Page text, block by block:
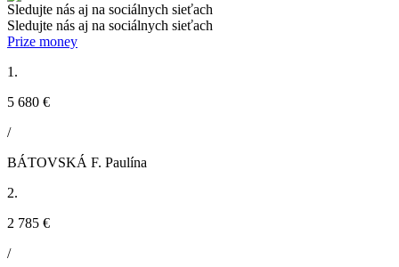
Sledujte nás aj na sociálnych sieťach
Sledujte nás aj na sociálnych sieťach
Prize money
1.
5 680 €
/
BÁTOVSKÁ F. Paulína
2.
2 785 €
/